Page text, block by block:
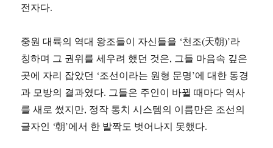
전자다.
중원 대륙의 역대 왕조들이 자신들을 ‘천조(天朝)’라
칭하며 그 권위를 세우려 했던 것은, 그들 마음속 깊은
곳에 자리 잡았던 ‘조선이라는 원형 문명’에 대한 동경
과 모방의 결과였다. 그들은 주인이 바뀔 때마다 역사
를 새로 썼지만, 정작 통치 시스템의 이름만은 조선의
글자인 ‘朝’에서 한 발짝도 벗어나지 못했다.